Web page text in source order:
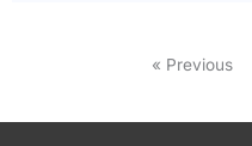
« Previous